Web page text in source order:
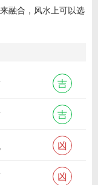
融合，风水上可以选
吉
吉
凶
凶